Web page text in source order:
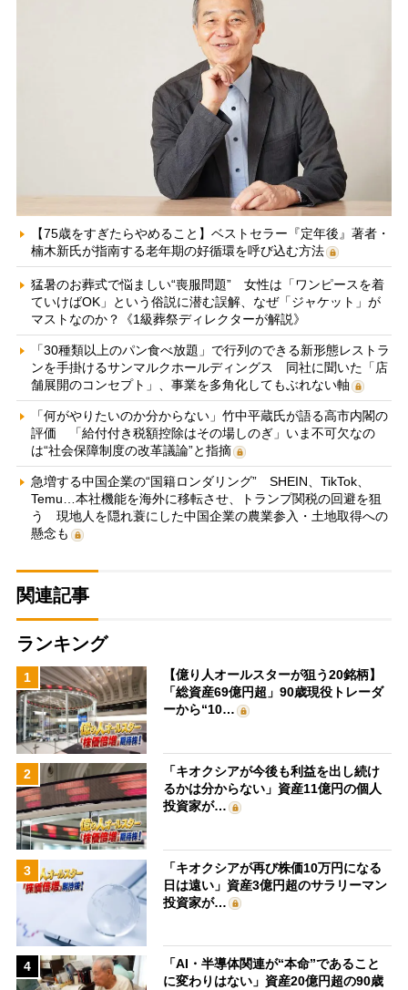
【75歳をすぎたらやめること】ベストセラー『定年後』著者・
楠木新氏が指南する老年期の好循環を呼び込む方法
猛暑のお葬式で悩ましい“喪服問題” 女性は「ワンピースを着
ていけばOK」という俗説に潜む誤解、なぜ「ジャケット」が
マストなのか？《1級葬祭ディレクターが解説》
「30種類以上のパン食べ放題」で行列のできる新形態レストラ
ンを手掛けるサンマルクホールディングス 同社に聞いた「店
舗展開のコンセプト」、事業を多角化してもぶれない軸
「何がやりたいのか分からない」竹中平蔵氏が語る高市内閣の
評価 「給付付き税額控除はその場しのぎ」いま不可欠なの
は“社会保障制度の改革議論”と指摘
急増する中国企業の“国籍ロンダリング” SHEIN、TikTok、
Temu…本社機能を海外に移転させ、トランプ関税の回避を狙
う 現地人を隠れ蓑にした中国企業の農業参入・土地取得への
懸念も
関連記事
ランキング
1
【億り人オールスターが狙う20銘柄】
「総資産69億円超」90歳現役トレーダ
ーから“10…
2
「キオクシアが今後も利益を出し続け
るかは分からない」資産11億円の個人
投資家が…
3
「キオクシアが再び株価10万円になる
日は遠い」資産3億円超のサラリーマン
投資家が…
4
「AI・半導体関連が“本命”であること
に変わりはない」資産20億円超の90歳